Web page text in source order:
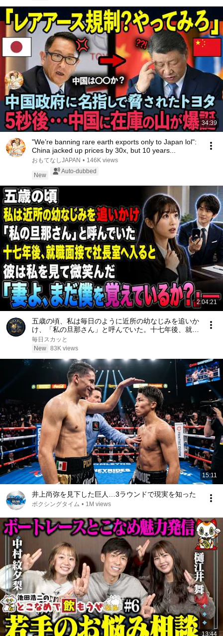
34:39
"We’re banning rare earth exports only to Japan lol":
China jacked up prices by 30x, but 10 years...
おもてなしJAPAN • 146K views
New
Auto-dubbed
2:04:21
五歳の頃、私は毎日のように近所の幼なじみを追いか
け、「私の旦那さん」と呼んでいた。十七年後、就職
面接で社長室へ入ると、彼は私を見て微笑んだ。「妻
よ、まだ僕を覚えているか？」――
毎日スカッと
New 83K views
15:11
井上尚弥を見下した巨人…3ラウンドで現実を知った
ボクシングタイム • 1M views
13:44